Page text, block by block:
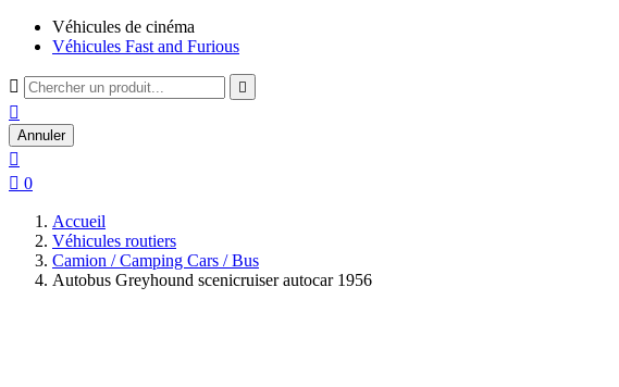
Véhicules de cinéma
Véhicules Fast and Furious
 

Annuler

 0
Accueil
Véhicules routiers
Camion / Camping Cars / Bus
Autobus Greyhound scenicruiser autocar 1956